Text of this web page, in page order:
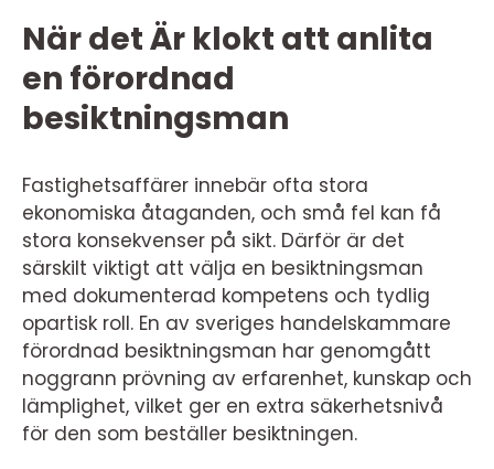
När det Är klokt att anlita
en förordnad
besiktningsman
Fastighetsaffärer innebär ofta stora
ekonomiska åtaganden, och små fel kan få
stora konsekvenser på sikt. Därför är det
särskilt viktigt att välja en besiktningsman
med dokumenterad kompetens och tydlig
opartisk roll. En av sveriges handelskammare
förordnad besiktningsman har genomgått
noggrann prövning av erfarenhet, kunskap och
lämplighet, vilket ger en extra säkerhetsnivå
för den som beställer besiktningen.